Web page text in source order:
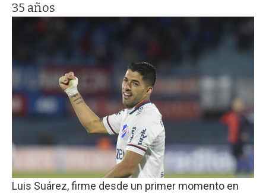
35 años
Luis Suárez, firme desde un primer momento en